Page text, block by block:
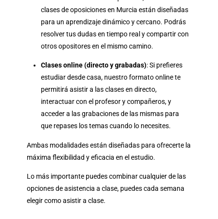
clases de oposiciones en Murcia están diseñadas
para un aprendizaje dinámico y cercano. Podrás
resolver tus dudas en tiempo real y compartir con
otros opositores en el mismo camino.
Clases online (directo y grabadas): Si prefieres
estudiar desde casa, nuestro formato online te
permitirá asistir a las clases en directo,
interactuar con el profesor y compañeros, y
acceder a las grabaciones de las mismas para
que repases los temas cuando lo necesites.
Ambas modalidades están diseñadas para ofrecerte la
máxima flexibilidad y eficacia en el estudio.
Lo más importante puedes combinar cualquier de las
opciones de asistencia a clase, puedes cada semana
elegir como asistir a clase.